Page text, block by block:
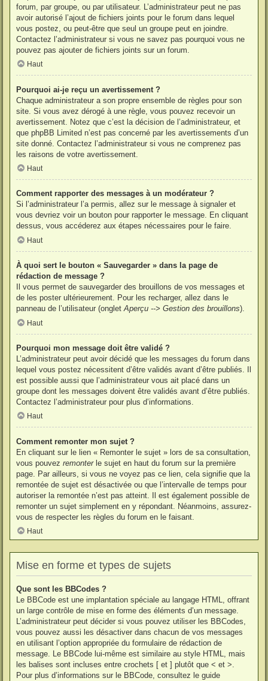
forum, par groupe, ou par utilisateur. L’administrateur peut ne pas
avoir autorisé l’ajout de fichiers joints pour le forum dans lequel
vous postez, ou peut-être que seul un groupe peut en joindre.
Contactez l’administrateur si vous ne savez pas pourquoi vous ne
pouvez pas ajouter de fichiers joints sur un forum.
Haut
Pourquoi ai-je reçu un avertissement ?
Chaque administrateur a son propre ensemble de règles pour son
site. Si vous avez dérogé à une règle, vous pouvez recevoir un
avertissement. Notez que c’est la décision de l’administrateur, et
que phpBB Limited n’est pas concerné par les avertissements d’un
site donné. Contactez l’administrateur si vous ne comprenez pas
les raisons de votre avertissement.
Haut
Comment rapporter des messages à un modérateur ?
Si l’administrateur l’a permis, allez sur le message à signaler et
vous devriez voir un bouton pour rapporter le message. En cliquant
dessus, vous accéderez aux étapes nécessaires pour le faire.
Haut
À quoi sert le bouton « Sauvegarder » dans la page de
rédaction de message ?
Il vous permet de sauvegarder des brouillons de vos messages et
de les poster ultérieurement. Pour les recharger, allez dans le
panneau de l’utilisateur (ongletAperçu --> Gestion des brouillons).
Haut
Pourquoi mon message doit être validé ?
L’administrateur peut avoir décidé que les messages du forum dans
lequel vous postez nécessitent d’être validés avant d’être publiés. Il
est possible aussi que l’administrateur vous ait placé dans un
groupe dont les messages doivent être validés avant d’être publiés.
Contactez l’administrateur pour plus d’informations.
Haut
Comment remonter mon sujet ?
En cliquant sur le lien « Remonter le sujet » lors de sa consultation,
vous pouvez remonterle sujet en haut du forum sur la première
page. Par ailleurs, si vous ne voyez pas ce lien, cela signifie que la
remontée de sujet est désactivée ou que l’intervalle de temps pour
autoriser la remontée n’est pas atteint. Il est également possible de
remonter un sujet simplement en y répondant. Néanmoins, assurez-
vous de respecter les règles du forum en le faisant.
Haut
Mise en forme et types de sujets
Que sont les BBCodes ?
Le BBCode est une implantation spéciale au langage HTML, offrant
un large contrôle de mise en forme des éléments d’un message.
L’administrateur peut décider si vous pouvez utiliser les BBCodes,
vous pouvez aussi les désactiver dans chacun de vos messages
en utilisant l’option appropriée du formulaire de rédaction de
message. Le BBCode lui-même est similaire au style HTML, mais
les balises sont incluses entre crochets [ et ] plutôt que < et >.
Pour plus d’informations sur le BBCode, consultez le guide